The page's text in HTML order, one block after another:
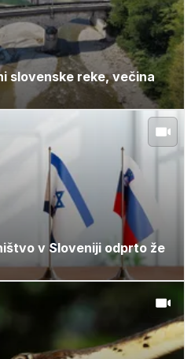
slovenske reke, večina
v Sloveniji odprto že